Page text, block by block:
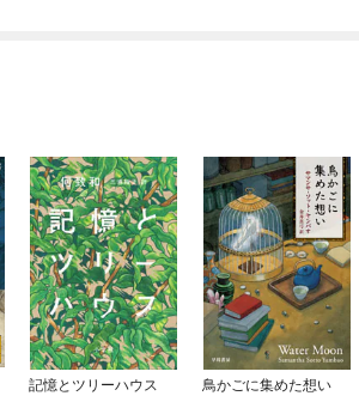
記憶とツリーハウス 鳥かごに集めた想い